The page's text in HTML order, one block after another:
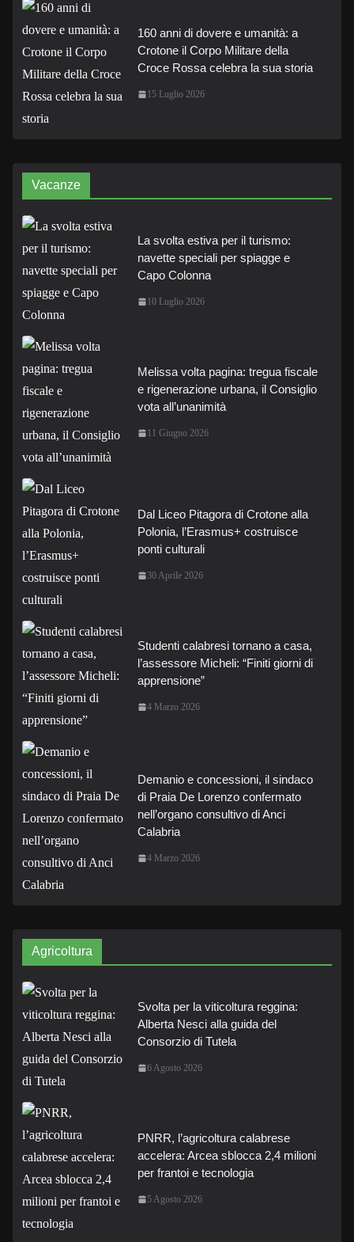
160 anni di dovere e umanità: a
Crotone il Corpo Militare della
Croce Rossa celebra la sua storia
15 Luglio 2026
Vacanze
La svolta estiva per il turismo:
navette speciali per spiagge e
Capo Colonna
10 Luglio 2026
Melissa volta pagina: tregua fiscale
e rigenerazione urbana, il Consiglio
vota all’unanimità
11 Giugno 2026
Dal Liceo Pitagora di Crotone alla
Polonia, l’Erasmus+ costruisce
ponti culturali
30 Aprile 2026
Studenti calabresi tornano a casa,
l’assessore Micheli: “Finiti giorni di
apprensione”
4 Marzo 2026
Demanio e concessioni, il sindaco
di Praia De Lorenzo confermato
nell’organo consultivo di Anci
Calabria
4 Marzo 2026
Agricoltura
Svolta per la viticoltura reggina:
Alberta Nesci alla guida del
Consorzio di Tutela
6 Agosto 2026
PNRR, l’agricoltura calabrese
accelera: Arcea sblocca 2,4 milioni
per frantoi e tecnologia
5 Agosto 2026